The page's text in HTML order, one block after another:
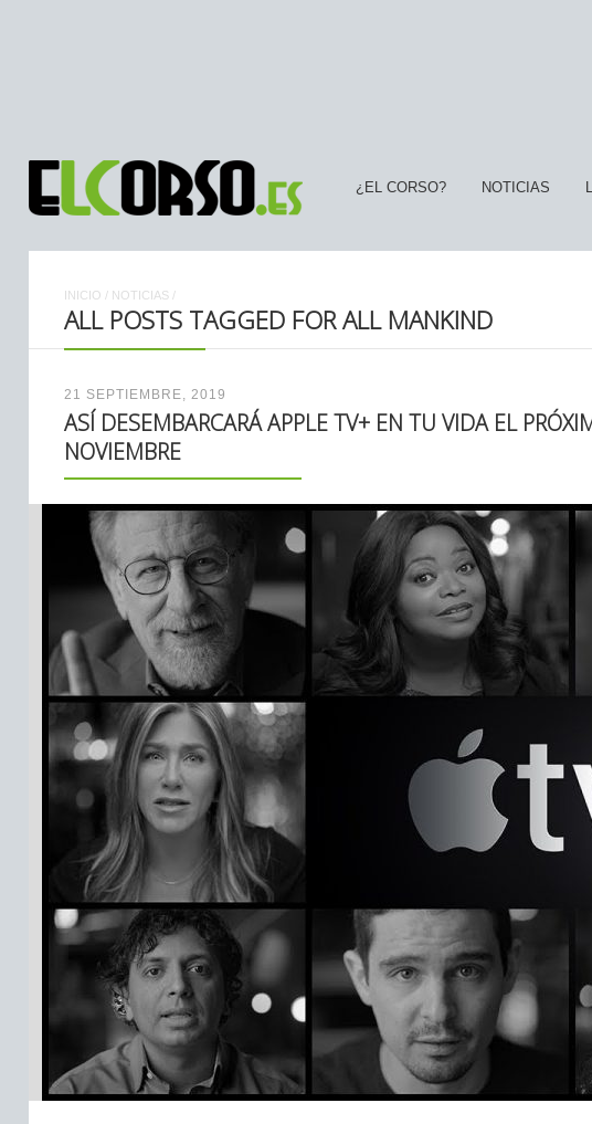
¿EL CORSO? NOTICIAS
INICIO / NOTICIAS /
ALL POSTS TAGGED FOR ALL MANKIND
21 SEPTIEMBRE, 2019
ASÍ DESEMBARCARÁ APPLE TV+ EN TU VIDA EL
NOVIEMBRE